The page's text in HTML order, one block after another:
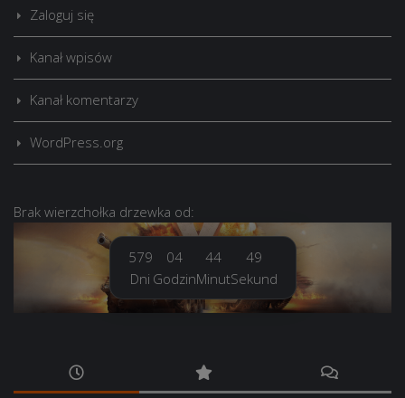
Zaloguj się
Kanał wpisów
Kanał komentarzy
WordPress.org
Brak wierzchołka drzewka od:
579
Dni
04
Godzin
44
Minut
50
Sekund